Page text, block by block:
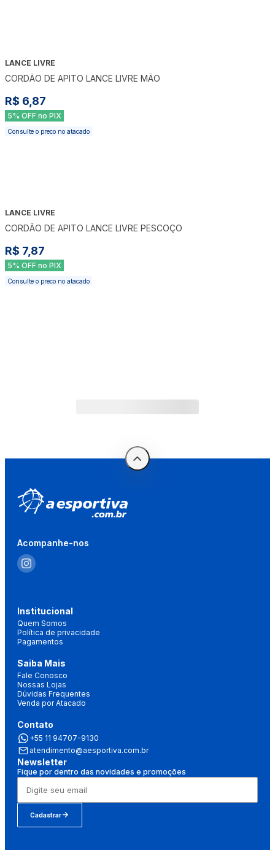
LANCE LIVRE
CORDÃO DE APITO LANCE LIVRE MÃO
R$ 6,87
5% OFF no PIX
Consulte o preco no atacado
LANCE LIVRE
CORDÃO DE APITO LANCE LIVRE PESCOÇO
R$ 7,87
5% OFF no PIX
Consulte o preco no atacado
Acompanhe-nos
Institucional
Quem Somos
Política de privacidade
Pagamentos
Saiba Mais
Fale Conosco
Nossas Lojas
Dúvidas Frequentes
Venda por Atacado
Contato
+55 11 94707-9130
atendimento@aesportiva.com.br
Newsletter
Fique por dentro das novidades e promoções
Cadastrar